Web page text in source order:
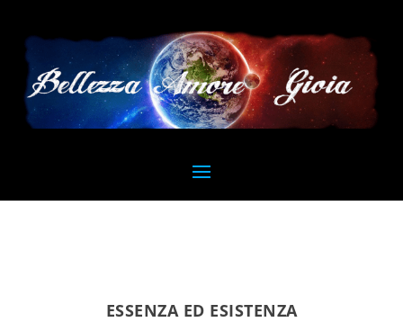
ESSENZA ED ESISTENZA